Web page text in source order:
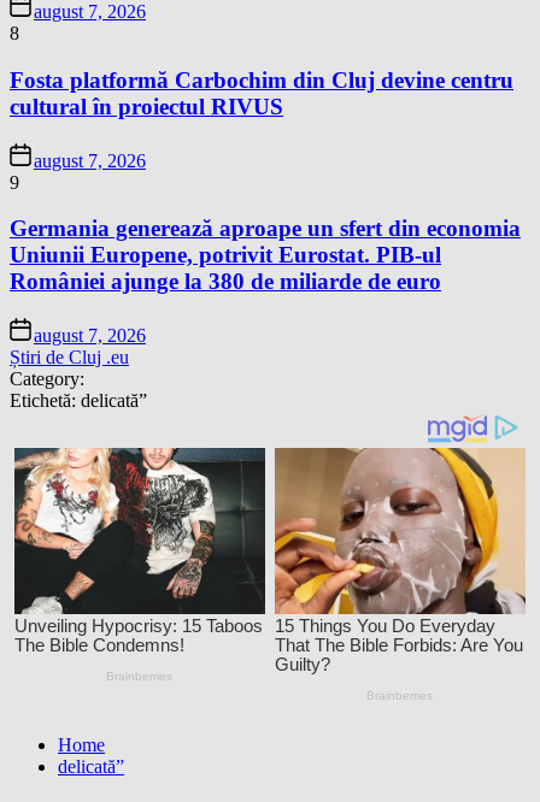
august 7, 2026
8
Fosta platformă Carbochim din Cluj devine centru
cultural în proiectul RIVUS
august 7, 2026
9
Germania generează aproape un sfert din economia
Uniunii Europene, potrivit Eurostat. PIB-ul
României ajunge la 380 de miliarde de euro
august 7, 2026
Știri de Cluj .eu
Category:
Etichetă: delicată”
Home
delicată”